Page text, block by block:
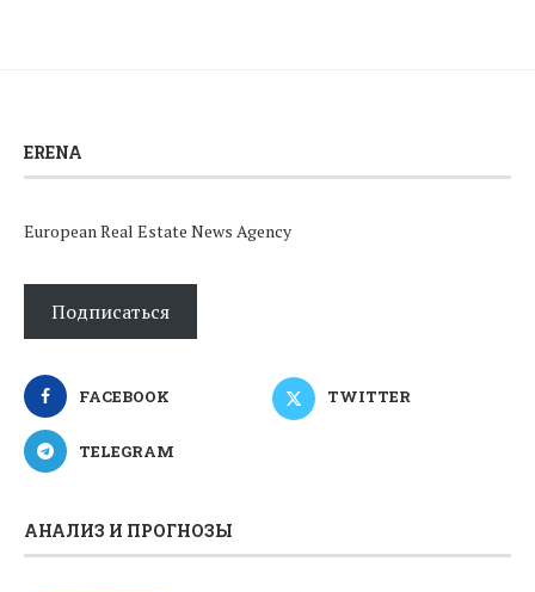
ERENA
European Real Estate News Agency
Подписаться
FACEBOOK TWITTER
TELEGRAM
АНАЛИЗ И ПРОГНОЗЫ